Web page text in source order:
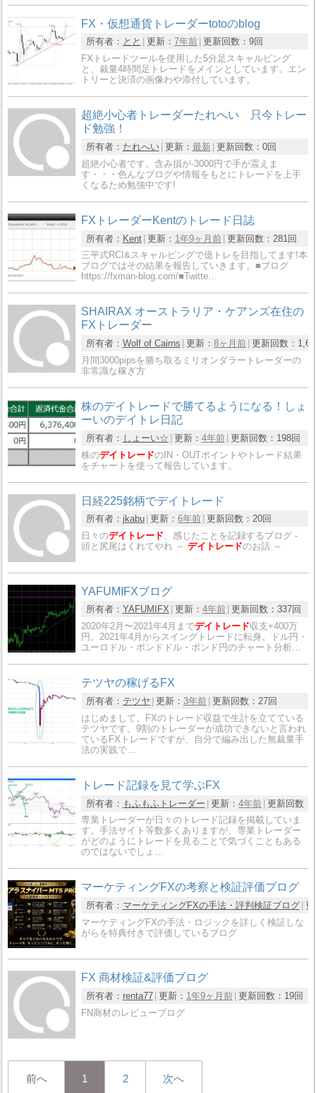
FX・仮想通貨トレーダーtotoのblog
所有者： とと 更新： 7年前 更新回数： 9回
FXトレードツールを使用した5分足スキャルピング
と、裁量4時間足トレードをメインとしています。エン
トリーと決済の画像わや添付しています。
超絶小心者トレーダーたれへい 只今トレー
ド勉強！
所有者： たれへい 更新： 最新 更新回数： 0回
超絶小心者です。含み損が-3000円で手が震えま
す・・・色んなブログや情報をもとにトレードを上手
くなるため勉強中です!
FXトレーダーKentのトレード日誌
所有者： Kent 更新： 1年9ヶ月前 更新回数： 281回
三平式RCI&スキャルピングで億トレを目指してます!本
ブログではその結果を報告していきます。■ブログ
https://fxman-blog.com/■Twitte…
SHAIRAX オーストラリア・ケアンズ在住の
FXトレーダー
所有者： Wolf of Cairns 更新： 8ヶ月前 更新回数：
月間3000pipsを勝ち取るミリオンダラートレーダーの
非常識な稼ぎ方
株のデイトレードで勝てるようになる！しょ
ーいのデイトレ日記
所有者： しょーい☆ 更新： 4年前 更新回数： 198回
株のデイトレードのIN・OUTポイントやトレード結果
をチャートを使って報告しています。
日経225銘柄でデイトレード
所有者： jkabu 更新： 6年前 更新回数： 20回
日々のデイトレード、感じたことを記録するブログ -
頭と尻尾はくれてやれ ～デイトレードのお話 ～
YAFUMIFXブログ
所有者： YAFUMIFX 更新： 4年前 更新回数： 337回
2020年2月〜2021年4月までデイトレード収支+400万
円。2021年4月からスイングトレードに転身。ドル円・
ユーロドル・ポンドドル・ポンド円のチャート分析…
テツヤの稼げるFX
所有者： テツヤ 更新： 3年前 更新回数： 27回
はじめまして、FXのトレード収益で生計を立てている
テツヤです。9割のトレーダーが成功できないと言われ
ているFXトレードですが、自分で編み出した無裁量手
法の実践で…
トレード記録を見て学ぶFX
所有者： もふもふトレーダー 更新： 4年前 更新回数：
専業トレーダーが日々のトレード記録を掲載していま
す。手法サイト等数多くありますが、専業トレーダー
がどのようにトレードを見ることで気づくこともある
のではないでしょ…
マーケティングFXの考察と検証評価ブログ
所有者： マーケティングFXの手法・評判検証ブログ
マーケティングFXの手法・ロジックを詳しく検証しな
がらを特典付きで評価しているブログ
FX 商材検証&評価ブログ
所有者： renta77 更新： 1年9ヶ月前 更新回数： 19回
FN商材のレビューブログ
前へ 1 2 次へ